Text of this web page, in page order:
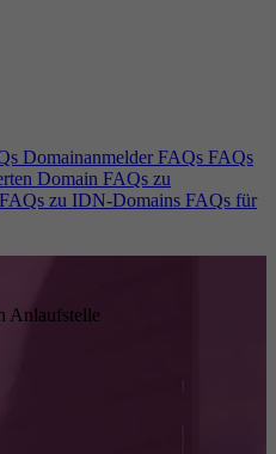
Domainanmelder FAQs FAQs
Domain FAQs zu
FAQs zu IDN-Domains FAQs für
Anlaufstelle